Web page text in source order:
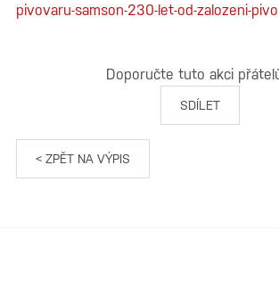
pivovaru-samson-230-let-od-zalozeni-pivo
Doporučte tuto akci
SDÍLET
< ZPĚT NA VÝPIS